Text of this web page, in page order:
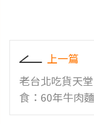
上一篇
老台北吃貨天
食：60年牛肉
雞排必吃